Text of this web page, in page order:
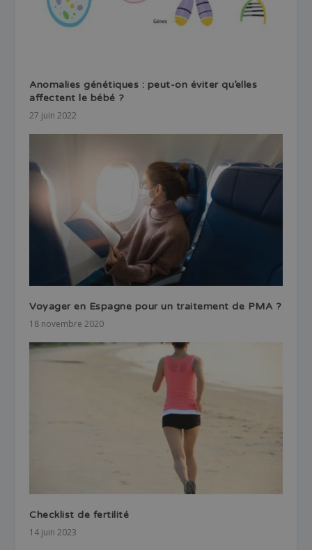
Anomalies génétiques : peut-on éviter qu’elles
affectent le bébé ?
27 juin 2022
Voyager en Espagne pour un traitement de PMA ?
18 novembre 2020
Checklist de fertilité
14 juin 2023